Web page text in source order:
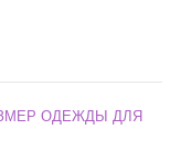
ОДЕЖДЫ ДЛЯ